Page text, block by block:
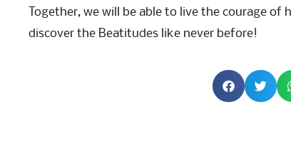
Together, we will be able to live the courage
discover the Beatitudes like never before!